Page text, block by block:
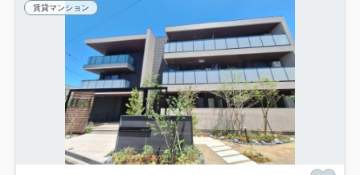
賃貸マンション